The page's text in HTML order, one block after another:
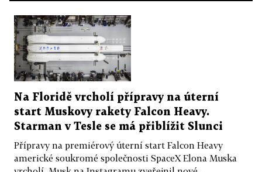
Na Floridě vrcholí přípravy na úterní
start Muskovy rakety Falcon Heavy.
Starman v Tesle se má přiblížit Slunci
Přípravy na premiérový úterní start Falcon Heavy
americké soukromé společnosti SpaceX Elona Muska